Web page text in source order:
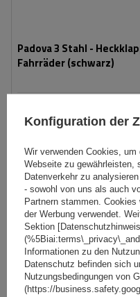
Padova 3 Stahl -
Fahrräder (schwarz)
139,99 € inkl. MwSt
Niedrigster Preis in 30 Tagen
Große Menge verfügbar
In
SONDERANGEBOT
Fassungsvermögen: Fahrräder:
Maximales Fahrradgewicht:
Nutzlast der Haltebügel:
kompatibel mit
Konfiguration der
Wir verwenden Cookies,
Webseite zu gewährleisten,
Datenverkehr zu
- sowohl von uns als auch
Partnern stammen.
der Werbung verwendet.
Sektion
Informationen zu den
Datenschutz befinden sich
Nutzungsbedingungen von
(https://